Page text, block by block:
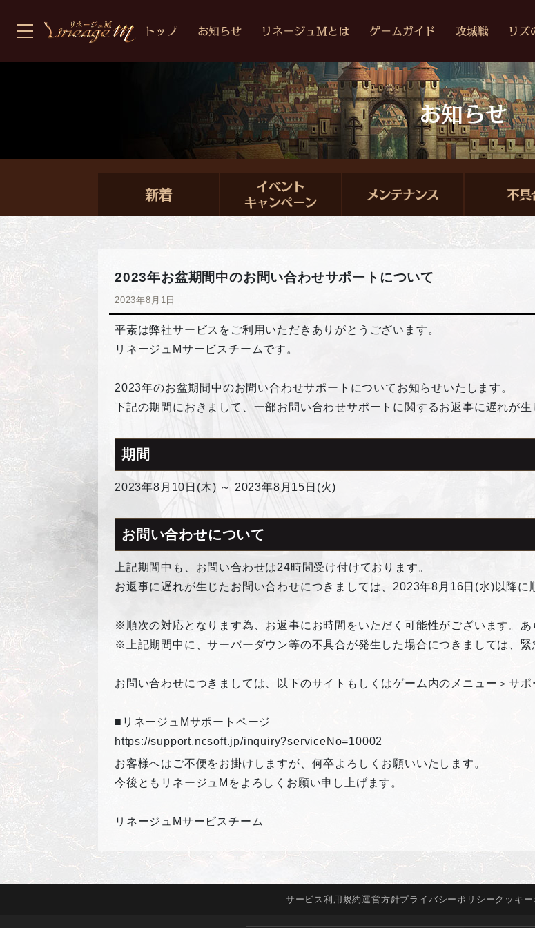
2023年お盆期間中のお問い合わせサポートについて
2023年8月1日
平素は弊社サービスをご利用いただきありがとうございます。
リネージュMサービスチームです。
2023年のお盆期間中のお問い合わせサポートについてお知らせいたします。
下記の期間におきまして、一部お問い合わせサポートに関するお返事に遅れが生
期間
2023年8月10日(木) ～ 2023年8月15日(火)
お問い合わせについて
上記期間中も、お問い合わせは24時間受け付けております。
お返事に遅れが生じたお問い合わせにつきましては、2023年8月16日(水)以降に
※順次の対応となります為、お返事にお時間をいただく可能性がございます。あ
※上記期間中に、サーバーダウン等の不具合が発生した場合につきましては、緊
お問い合わせにつきましては、以下のサイトもしくはゲーム内のメニュー＞サポ
■リネージュMサポートページ
https://support.ncsoft.jp/inquiry?serviceNo=10002
お客様へはご不便をお掛けしますが、何卒よろしくお願いいたします。
今後ともリネージュMをよろしくお願い申し上げます。
リネージュMサービスチーム
サービス 利用規約運営方針プライバシー ポリシークッキー